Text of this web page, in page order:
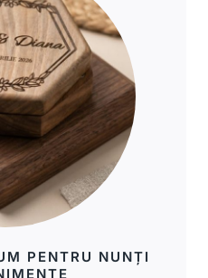
PENTRU NUNȚI